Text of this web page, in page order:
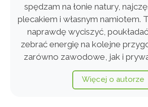
spędzam na łonie natury,
plecakiem i własnym namiotem.
naprawdę wyciszyć,
zebrać energię na kolejne
zarówno zawodowe, jak i
Więcej o autorze